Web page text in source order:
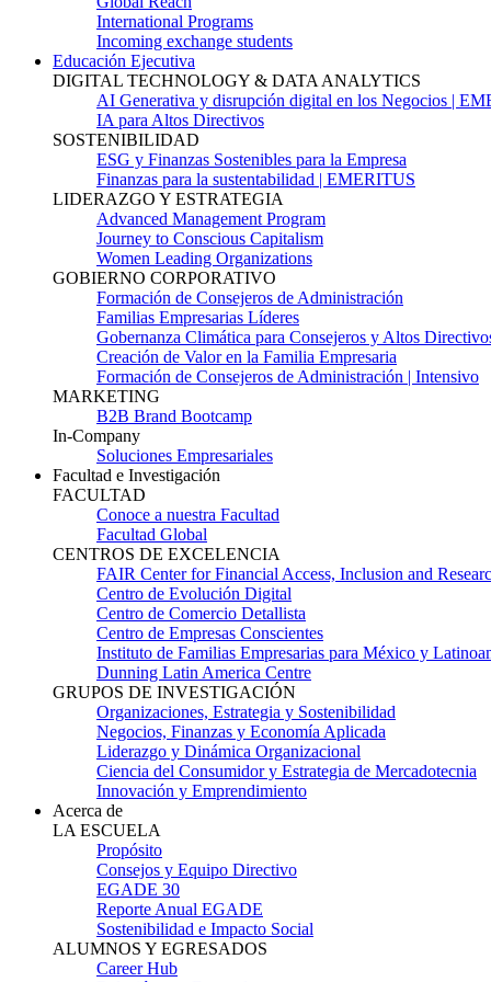
International Programs
Incoming exchange students
Educación Ejecutiva
DIGITAL TECHNOLOGY & DATA ANALYTICS
AI Generativa y disrupción digital en los Negocios |
IA para Altos Directivos
SOSTENIBILIDAD
ESG y Finanzas Sostenibles para la Empresa
Finanzas para la sustentabilidad | EMERITUS
LIDERAZGO Y ESTRATEGIA
Advanced Management Program
Journey to Conscious Capitalism
Women Leading Organizations
GOBIERNO CORPORATIVO
Formación de Consejeros de Administración
Familias Empresarias Líderes
Gobernanza Climática para Consejeros y Altos
Creación de Valor en la Familia Empresaria
Formación de Consejeros de Administración | Intensivo
MARKETING
B2B Brand Bootcamp
In-Company
Soluciones Empresariales
Facultad e Investigación
FACULTAD
Conoce a nuestra Facultad
Facultad Global
CENTROS DE EXCELENCIA
FAIR Center for Financial Access, Inclusion and
Centro de Evolución Digital
Centro de Comercio Detallista
Centro de Empresas Conscientes
Instituto de Familias Empresarias para México y
Dunning Latin America Centre
GRUPOS DE INVESTIGACIÓN
Organizaciones, Estrategia y Sostenibilidad
Negocios, Finanzas y Economía Aplicada
Liderazgo y Dinámica Organizacional
Ciencia del Consumidor y Estrategia de Mercadotecnia
Innovación y Emprendimiento
Acerca de
LA ESCUELA
Propósito
Consejos y Equipo Directivo
EGADE 30
Reporte Anual EGADE
Sostenibilidad e Impacto Social
ALUMNOS Y EGRESADOS
Career Hub